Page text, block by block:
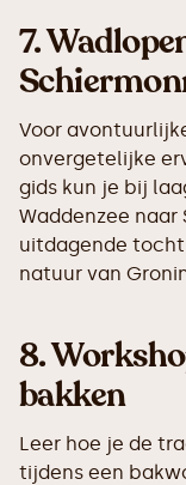
7.
Voor
onvergetelijke
gids kun je bij
Waddenzee naar
uitdagende tocht
natuur van
8.
bakken
Leer hoe je de
tijdens een